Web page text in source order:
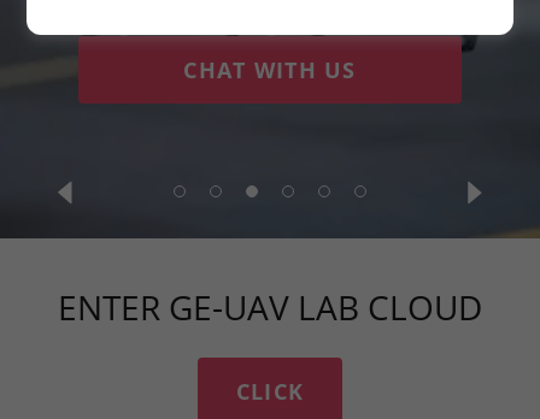
CHAT WITH US
ENTER GE-UAV LAB CLOUD
CLICK